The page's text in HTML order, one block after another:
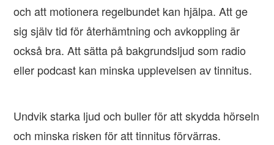
och att motionera regelbundet kan hjälpa. Att ge
sig själv tid för återhämtning och avkoppling är
också bra. Att sätta på bakgrundsljud som radio
eller podcast kan minska upplevelsen av tinnitus.
Undvik starka ljud och buller för att skydda hörseln
och minska risken för att tinnitus förvärras.